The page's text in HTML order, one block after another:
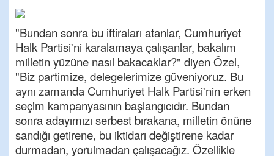
"Bundan sonra bu iftiraları atanlar, Cumhuriyet
Halk Partisi'ni karalamaya çalışanlar, bakalım
milletin yüzüne nasıl bakacaklar?" diyen Özel,
"Biz partimize, delegelerimize güveniyoruz. Bu
aynı zamanda Cumhuriyet Halk Partisi'nin erken
seçim kampanyasının başlangıcıdır. Bundan
sonra adayımızı serbest bırakana, milletin önüne
sandığı getirene, bu iktidarı değiştirene kadar
durmadan, yorulmadan çalışacağız. Özellikle